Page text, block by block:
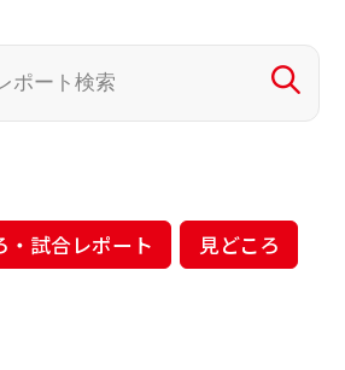
・試合レポート
見どころ